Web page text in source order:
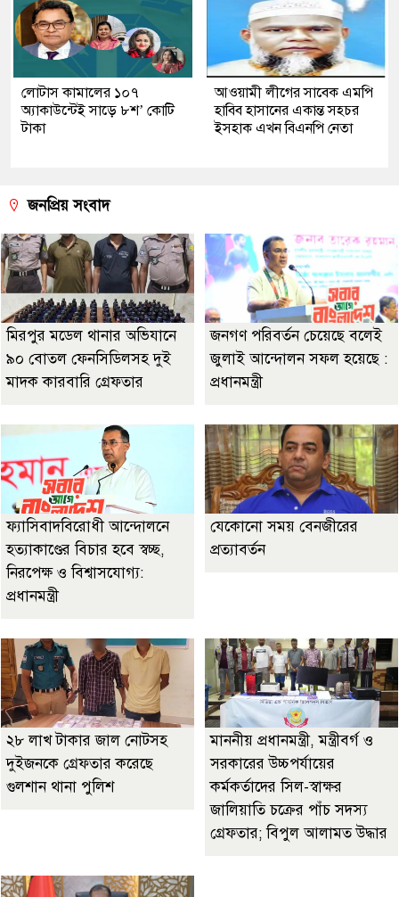
লোটাস কামালের ১০৭
অ্যাকাউন্টেই সাড়ে ৮শ’ কোটি
টাকা
আওয়ামী লীগের সাবেক এমপি
হাবিব হাসানের একান্ত সহচর
ইসহাক এখন বিএনপি নেতা
জনপ্রিয় সংবাদ
মিরপুর মডেল থানার অভিযানে
৯০ বোতল ফেনসিডিলসহ দুই
মাদক কারবারি গ্রেফতার
জনগণ পরিবর্তন চেয়েছে বলেই
জুলাই আন্দোলন সফল হয়েছে :
প্রধানমন্ত্রী
ফ্যাসিবাদবিরোধী আন্দোলনে
হত্যাকাণ্ডের বিচার হবে স্বচ্ছ,
নিরপেক্ষ ও বিশ্বাসযোগ্য:
প্রধানমন্ত্রী
যেকোনো সময় বেনজীরের
প্রত্যাবর্তন
২৮ লাখ টাকার জাল নোটসহ
দুইজনকে গ্রেফতার করেছে
গুলশান থানা পুলিশ
মাননীয় প্রধানমন্ত্রী, মন্ত্রীবর্গ ও
সরকারের উচ্চপর্যায়ের
কর্মকর্তাদের সিল-স্বাক্ষর
জালিয়াতি চক্রের পাঁচ সদস্য
গ্রেফতার; বিপুল আলামত উদ্ধার